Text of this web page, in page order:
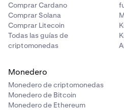
Comprar Cardano
Comprar Solana
Comprar Litecoin
Todas las guías de
criptomonedas
Monedero
Monedero de criptomonedas
Monedero de Bitcoin
Monedero de Ethereum